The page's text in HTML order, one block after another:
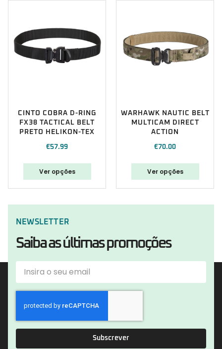
CINTO COBRA D-RING
FX38 TACTICAL BELT
PRETO HELIKON-TEX
€57.99
Ver opções
WARHAWK NAUTIC BELT
MULTICAM DIRECT
ACTION
€70.00
Ver opções
NEWSLETTER
Saiba as últimas promoções
Subscrever